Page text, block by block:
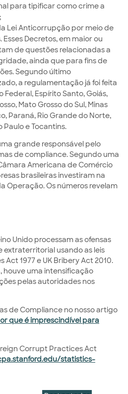
para tipificar como crime a
Lei Anticorrupção por meio de
Esses Decretos, em maior ou
de questões relacionadas a
ainda que para fins de
Segundo último
a regulamentação já foi feita
Federal, Espírito Santo, Goiás,
Mato Grosso do Sul, Minas
Paraná, Rio Grande do Norte,
Paulo e Tocantins.
grande responsável pelo
de compliance. Segundo uma
Americana de Comércio
brasileiras investiram na
Operação. Os números revelam
Unido processam as ofensas
extraterritorial usando as leis
1977 e UK Bribery Act 2010.
houve uma intensificação
pelas autoridades nos
de Compliance no nosso artigo
que é imprescindível para
Corrupt Practices Act
statistics-